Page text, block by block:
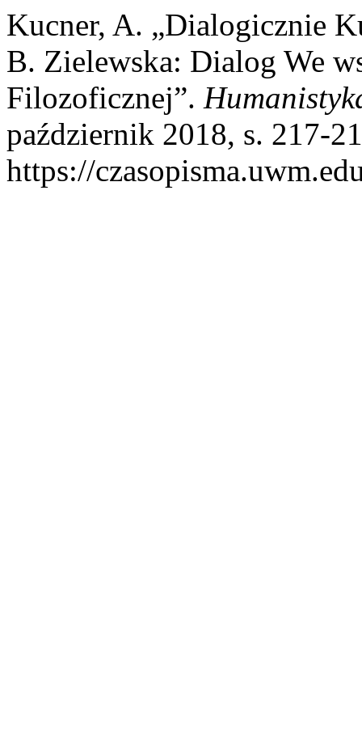
Kucner, A. „Dialogicznie
B. Zielewska: Dialog We
Filozoficznej”.
październik 2018, s. 217-
https://